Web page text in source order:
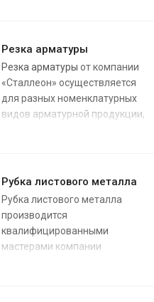
Резка арматуры
Резка арматуры от компании
«Сталлеон» осуществляется
для разных номенклатурных
видов арматурной продукции,
материала, графика срочности
выполнения работ и
технических требований к
размерам вашего заказа,
арматуры будет произведена
либо вручную при помощи
Рубка листового металла
Рубка листового металла
производится
квалифицированными
мастерами компании